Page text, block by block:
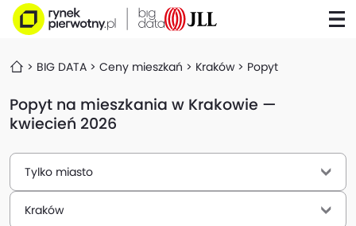
BIG DATA Ceny mieszkań Kraków Popyt
Popyt na mieszkania w Krakowie —
kwiecień 2026
Tylko miasto
Kraków